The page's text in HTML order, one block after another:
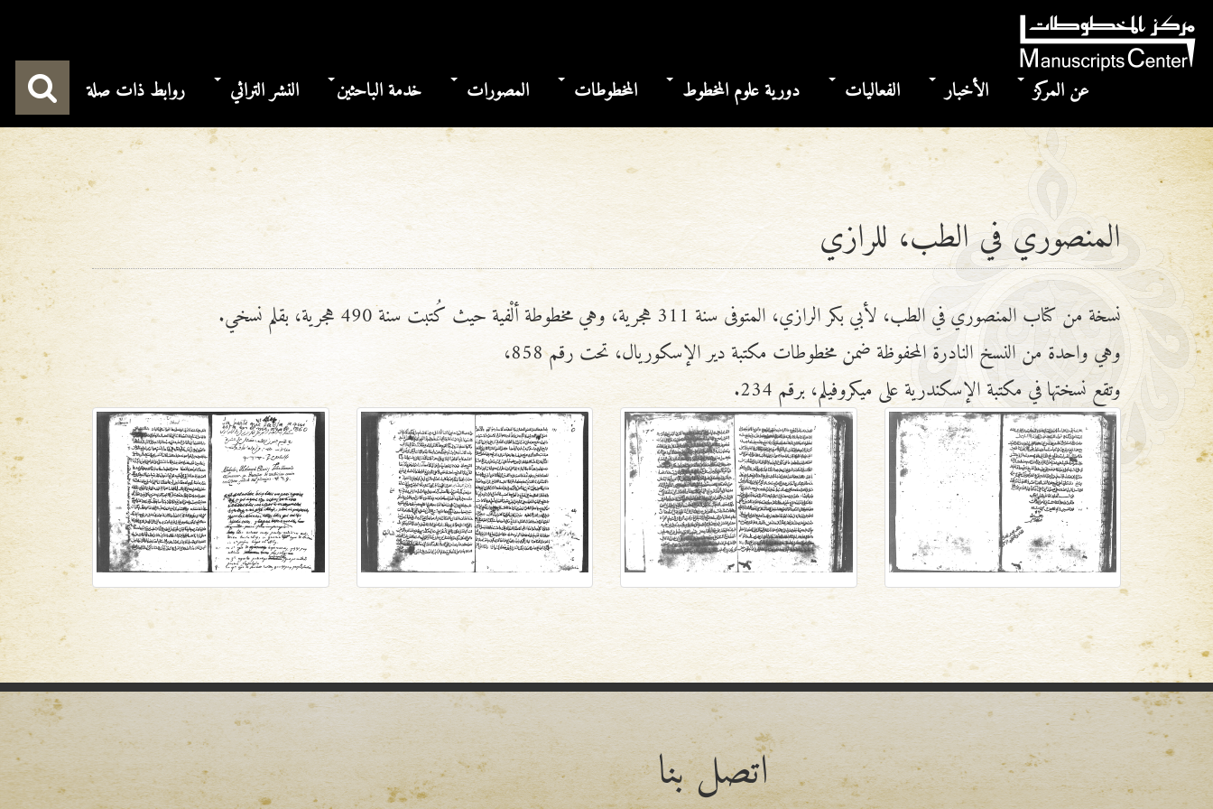
عن المركز الأخبار الفعاليات دورية علوم المخطوط المخطوطات المصورات خدمة الباحثين النشر التراثي روابط ذات صلة
المنصوري في الطب، للرازي
نسخة من كتاب المنصوري في الطب، لأبي بكر الرازي، المتوفى سنة311هجرية، وهي مخطوطة ألْفية حيث كُتبت سنة490هجرية، بقلم نسخي.
وهي واحدة من النسخ النادرة المحفوظة ضمن مخطوطات مكتبة دير الإسكوريال، تحت رقم858،
وتقع نسختها في مكتبة الإسكندرية على ميكروفيلم، برقم234
.
اتصل بنا